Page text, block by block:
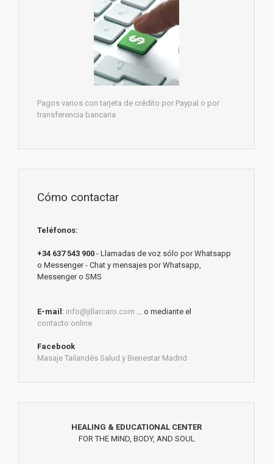
Pagos varios con tarjeta de crédito por Paypal o por
transferencia bancaria
Cómo contactar
Teléfonos:
+34 637 543 900 - Llamadas de voz sólo por Whatsapp
o Messenger - Chat y mensajes por Whatsapp,
Messenger o SMS
E-mail : info@jillarcaro.com ... o mediante el
contacto online
Facebook
Masaje Tailandés Salud y Bienestar Madrid
HEALING & EDUCATIONAL CENTER
FOR THE MIND, BODY, AND SOUL